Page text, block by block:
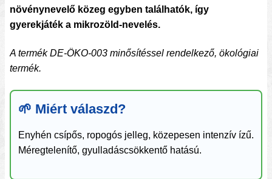
növénynevelő közeg egyben találhatók, így
gyerekjáték a mikrozöld-nevelés.
A termék DE-ÖKO-003 minősítéssel rendelkező, ökológiai
termék.
🌱 Miért válaszd?
Enyhén csípős, ropogós jelleg, közepesen intenzív ízű.
Méregtelenítő, gyulladáscsökkentő hatású.